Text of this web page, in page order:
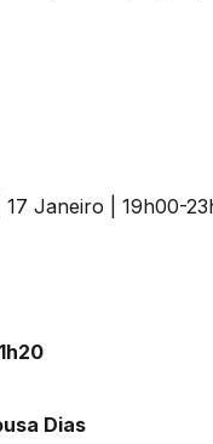
Dias